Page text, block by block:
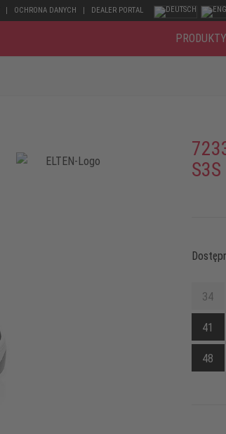
OCHRONA DANYCH DEALER PORTAL
PRODUKTY
S3S
34
41
48